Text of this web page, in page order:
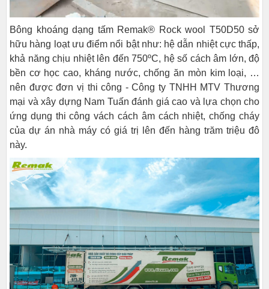
Bông khoáng dạng tấm Remak® Rock wool T50D50 sở
hữu hàng loạt ưu điểm nổi bật như: hệ dẫn nhiệt cực thấp,
khả năng chịu nhiệt lên đến 750ºC, hệ số cách âm lớn, độ
bền cơ học cao, kháng nước, chống ăn mòn kim loại, …
nên được đơn vị thi công - Công ty TNHH MTV Thương
mại và xây dựng Nam Tuấn đánh giá cao và lựa chọn cho
ứng dụng thi công vách cách âm cách nhiệt, chống cháy
của dự án nhà máy có giá trị lên đến hàng trăm triệu đô
này.